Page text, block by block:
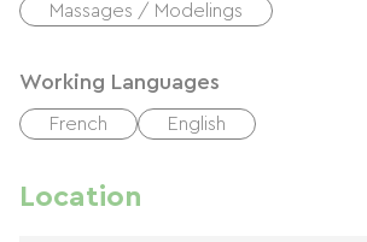
Massages / Modelings
Working Languages
French English
Location